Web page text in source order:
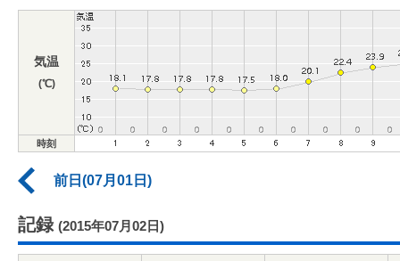
気温
(℃)
時刻
前日(07月01日)
記録 (2015年07月02日)